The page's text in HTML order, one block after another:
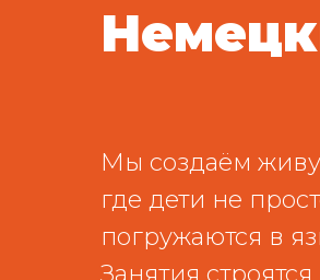
Мы создаём
где дети не
погружаются в
Занятия